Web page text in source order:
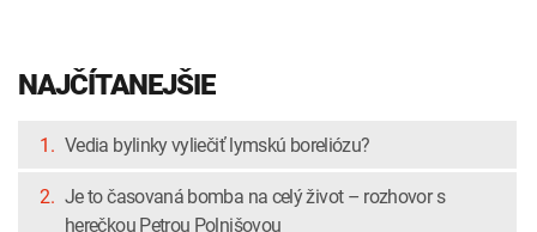
NAJČÍTANEJŠIE
1. Vedia bylinky vyliečiť lymskú boreliózu?
2. Je to časovaná bomba na celý život – rozhovor s
herečkou Petrou Polnišovou